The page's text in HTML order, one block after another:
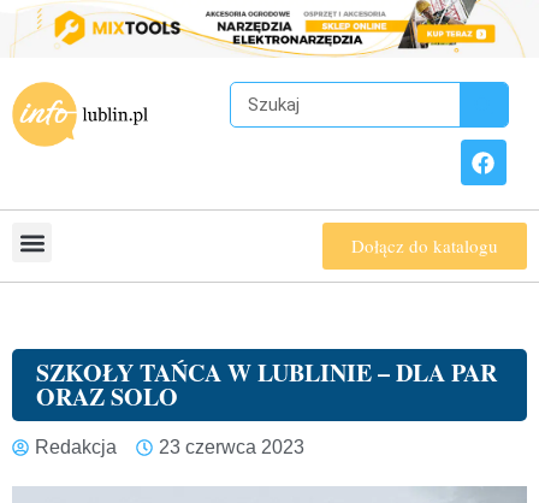
Dołącz do katalogu
SZKOŁY TAŃCA W LUBLINIE – DLA PAR
ORAZ SOLO
Redakcja 23 czerwca 2023